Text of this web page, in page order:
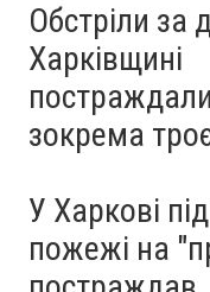
Обстріли за
Харківщині
зокрема
У Харкові
пожежі на